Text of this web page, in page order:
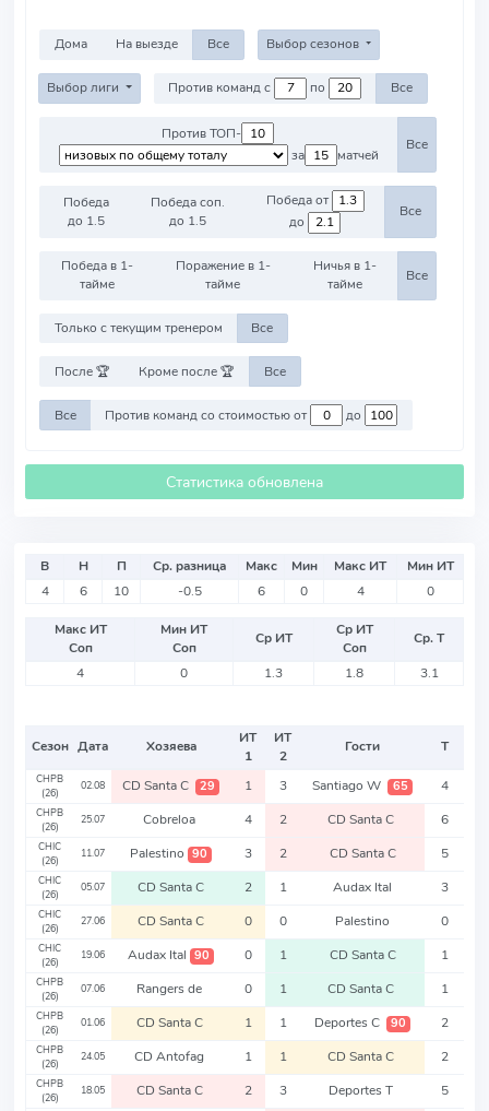
Дома На выезде Все Выбор сезонов
Выбор лиги Против команд с по Все
Против ТОП-
за
матчей
Все
Победа
до 1.5
Победа соп.
до 1.5
Победа от
до
Все
Победа в 1-
тайме
Поражение в 1-
тайме
Ничья в 1-
тайме
Все
Только с текущим тренером Все
После 🏆 Кроме после 🏆 Все
Все Против команд со стоимостью от до
Статистика обновлена
В Н П Ср. разница Макс Мин Макс ИТ
Мин ИТ
4
6 10 -0.5 6 0 4 0
Макс ИТ
Соп
Мин ИТ
Соп
Ср ИТ
Ср ИТ
Соп
Ср. Т
4
0 1.3 1.8 3.1
Сезон Дата Хозяева
ИТ
1
ИТ
2
Гости Т
CHPB
(26)
02.08 CD Santa C 29 1 3 Santiago W 65 4
CHPB
(26)
25.07 Cobreloa 4 2 CD Santa C 6
CHIC
(26)
11.07 Palestino 90 3 2 CD Santa C 5
CHIC
(26)
05.07 CD Santa C 2 1 Audax Ital 3
CHIC
(26)
27.06 CD Santa C 0 0 Palestino 0
CHIC
(26)
19.06 Audax Ital 90 0 1 CD Santa C 1
CHPB
(26)
07.06 Rangers de 0 1 CD Santa C 1
CHPB
(26)
01.06 CD Santa C 1 1 Deportes C 90 2
CHPB
(26)
24.05 CD Antofag 1 1 CD Santa C 2
CHPB
(26)
18.05 CD Santa C 2 3 Deportes T 5